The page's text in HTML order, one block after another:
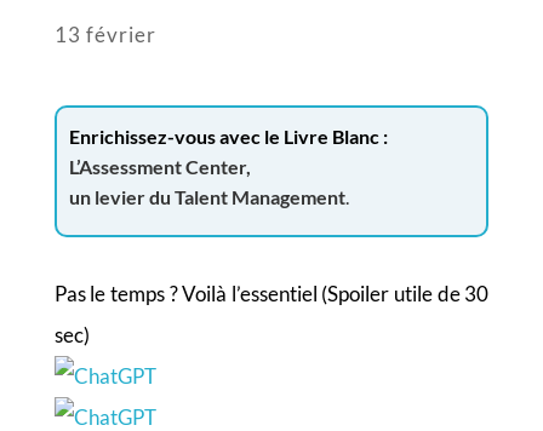
13 février
Enrichissez-vous avec le Livre Blanc :
L’Assessment Center,
un levier du Talent Management.
Pas le temps ? Voilà l’essentiel (Spoiler utile de 30
sec)